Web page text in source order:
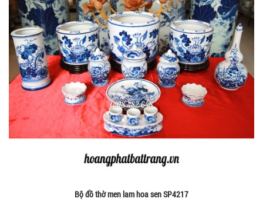
Bộ đồ thờ men lam hoa sen SP4217